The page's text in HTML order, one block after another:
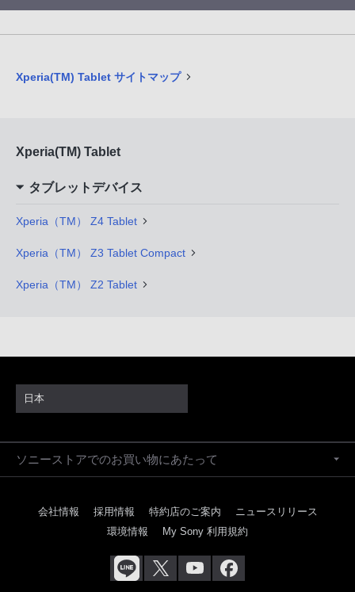
Xperia(TM) Tablet サイトマップ
Xperia(TM) Tablet
タブレットデバイス
Xperia（TM） Z4 Tablet
Xperia（TM） Z3 Tablet Compact
Xperia（TM） Z2 Tablet
日本
ソニーストアでのお買い物にあたって
会社情報 採用情報 特約店のご案内
ニュースリリース
環境情報
My Sony 利用規約